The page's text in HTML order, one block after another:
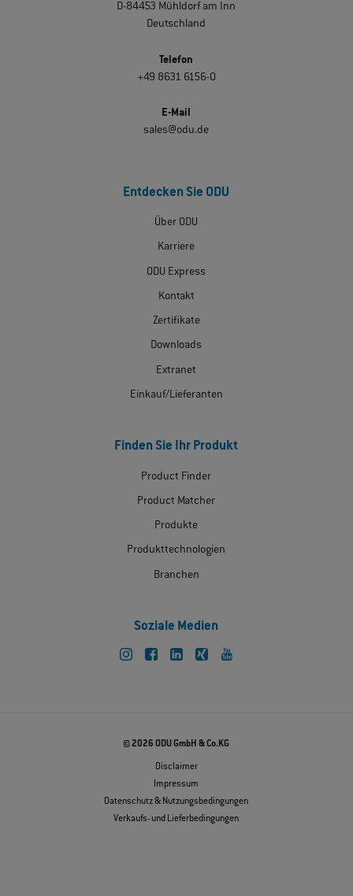
D-84453 Mühldorf am Inn
Deutschland
Telefon
+49 8631 6156-0
E-Mail
sales@odu.de
Entdecken Sie ODU
Über ODU
Karriere
ODU Express
Kontakt
Zertifikate
Downloads
Extranet
Einkauf/Lieferanten
Finden Sie Ihr Produkt
Product Finder
Product Matcher
Produkte
Produkttechnologien
Branchen
Soziale Medien
© 2026 ODU GmbH & Co.KG
Disclaimer
Impressum
Datenschutz & Nutzungsbedingungen
Verkaufs- und Lieferbedingungen